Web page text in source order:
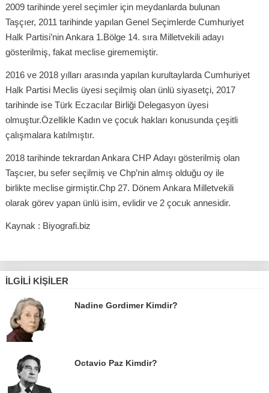
2009 tarihinde yerel seçimler için meydanlarda bulunan
Taşçıer, 2011 tarihinde yapılan Genel Seçimlerde Cumhuriyet
Halk Partisi’nin Ankara 1.Bölge 14. sıra Milletvekili adayı
gösterilmiş, fakat meclise girememiştir.
2016 ve 2018 yılları arasında yapılan kurultaylarda Cumhuriyet
Halk Partisi Meclis üyesi seçilmiş olan ünlü siyasetçi, 2017
tarihinde ise Türk Eczacılar Birliği Delegasyon üyesi
olmuştur.Özellikle Kadın ve çocuk hakları konusunda çeşitli
çalışmalara katılmıştır.
2018 tarihinde tekrardan Ankara CHP Adayı gösterilmiş olan
Taşcıer, bu sefer seçilmiş ve Chp’nin almış olduğu oy ile
birlikte meclise girmiştir.Chp 27. Dönem Ankara Milletvekili
olarak görev yapan ünlü isim, evlidir ve 2 çocuk annesidir.
Kaynak : Biyografi.biz
İLGILI KIŞILER
Nadine Gordimer Kimdir?
Octavio Paz Kimdir?